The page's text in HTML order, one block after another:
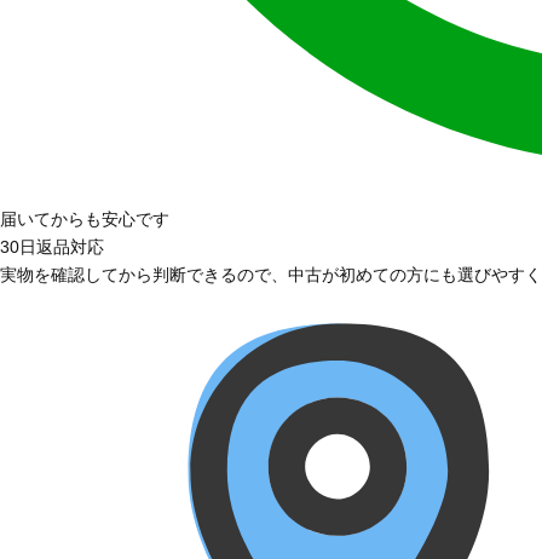
届いてからも安心です
30日返品対応
実物を確認してから判断できるので、中古が初めての方にも選びやす